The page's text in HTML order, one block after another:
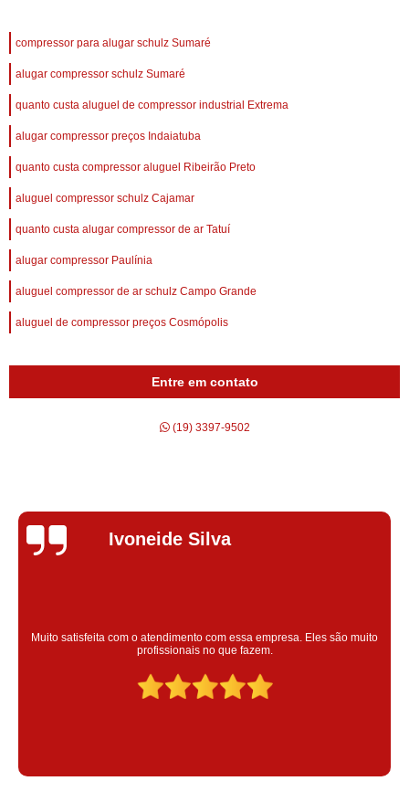
compressor para alugar schulz Sumaré
alugar compressor schulz Sumaré
quanto custa aluguel de compressor industrial Extrema
alugar compressor preços Indaiatuba
quanto custa compressor aluguel Ribeirão Preto
aluguel compressor schulz Cajamar
quanto custa alugar compressor de ar Tatuí
alugar compressor Paulínia
aluguel compressor de ar schulz Campo Grande
aluguel de compressor preços Cosmópolis
Entre em contato
(19) 3397-9502
Silvana Alves
Super satisfeita com o serviço prestado, atendimento muito bom!
colaoradores educado e transparente, destaque para o colaborador
Claudinei excelente profissional!